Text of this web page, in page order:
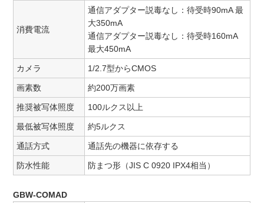
消費電流
通信アダプター説毒なし：待受時90mA 最
大350mA
通信アダプター説毒なし：待受時160mA
最大450mA
カメラ 1/2.7型からCMOS
画素数 約200万画素
推奨被写体照度 100ルクス以上
最低被写体照度 約5ルクス
通話方式 通話先の機器に依存する
防水性能 防まつ形（JIS C 0920 IPX4相当）
GBW-COMAD